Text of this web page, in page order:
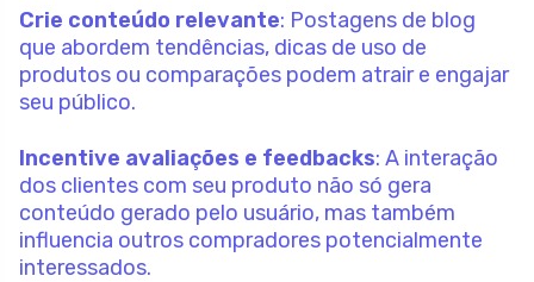
Crie conteúdo relevante: Postagens de blog
que abordem tendências, dicas de uso de
produtos ou comparações podem atrair e engajar
seu público.
Incentive avaliações e feedbacks: A interação
dos clientes com seu produto não só gera
conteúdo gerado pelo usuário, mas também
influencia outros compradores potencialmente
interessados.